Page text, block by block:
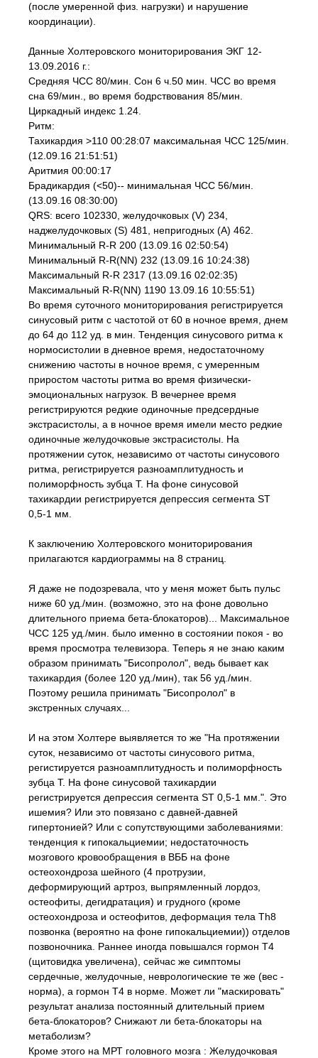
(после умеренной физ. нагрузки) и нарушение
координации).
Данные Холтеровского мониторирования ЭКГ 12-
13.09.2016 г.:
Средняя ЧСС 80/мин. Сон 6 ч.50 мин. ЧСС во время
сна 69/мин., во время бодрствования 85/мин.
Циркадный индекс 1.24.
Ритм:
Тахикардия >110 00:28:07 максимальная ЧСС 125/мин.
(12.09.16 21:51:51)
Аритмия 00:00:17
Брадикардия (<50)-- минимальная ЧСС 56/мин.
(13.09.16 08:30:00)
QRS: всего 102330, желудочковых (V) 234,
наджелудочковых (S) 481, непригодных (A) 462.
Минимальный R-R 200 (13.09.16 02:50:54)
Минимальный R-R(NN) 232 (13.09.16 10:24:38)
Максимальный R-R 2317 (13.09.16 02:02:35)
Максимальный R-R(NN) 1190 13.09.16 10:55:51)
Во время суточного мониторирования регистрируется
синусовый ритм с частотой от 60 в ночное время, днем
до 64 до 112 уд. в мин. Тенденция синусового ритма к
нормосистолии в дневное время, недостаточному
снижению частоты в ночное время, с умеренным
приростом частоты ритма во время физически-
эмоциональных нагрузок. В вечернее время
регистрируются редкие одиночные предсердные
экстрасистолы, а в ночное время имели место редкие
одиночные желудочковые экстрасистолы. На
протяжении суток, независимо от частоты синусового
ритма, регистрируется разноамплитудность и
полиморфность зубца Т. На фоне синусовой
тахикардии регистрируется депрессия сегмента ST
0,5-1 мм.
К заключению Холтеровского мониторирования
прилагаются кардиограммы на 8 страниц.
Я даже не подозревала, что у меня может быть пульс
ниже 60 уд./мин. (возможно, это на фоне довольно
длительного приема бета-блокаторов)... Максимальное
ЧСС 125 уд./мин. было именно в состоянии покоя - во
время просмотра телевизора. Теперь я не знаю каким
образом принимать "Бисопролол", ведь бывает как
тахикардия (более 120 уд./мин), так 56 уд./мин.
Поэтому решила принимать "Бисопролол" в
экстренных случаях...
И на этом Холтере выявляется то же "На протяжении
суток, независимо от частоты синусового ритма,
регистируется разноамплитудность и полиморфность
зубца Т. На фоне синусовой тахикардии
регистрируется депрессия сегмента ST 0,5-1 мм.". Это
ишемия? Или это повязано с давней-давней
гипертонией? Или с сопутствующими заболеваниями:
тенденция к гипокальциемии; недостаточность
мозгового кровообращения в ВББ на фоне
остеохондроза шейного (4 протрузии,
деформирующий артроз, выпрямленный лордоз,
остеофиты, дегидратация) и грудного (кроме
остеохондроза и остеофитов, деформация тела Th8
позвонка (вероятно на фоне гипокальциемии)) отделов
позвоночника. Раннее иногда повышался гормон Т4
(щитовидка увеличена), сейчас же симптомы
сердечные, желудочные, неврологические те же (вес -
норма), а гормон Т4 в норме. Может ли "маскировать"
результат анализа постоянный длительный прием
бета-блокаторов? Снижают ли бета-блокаторы на
метаболизм?
Кроме этого на МРТ головного мозга : Желудочковая